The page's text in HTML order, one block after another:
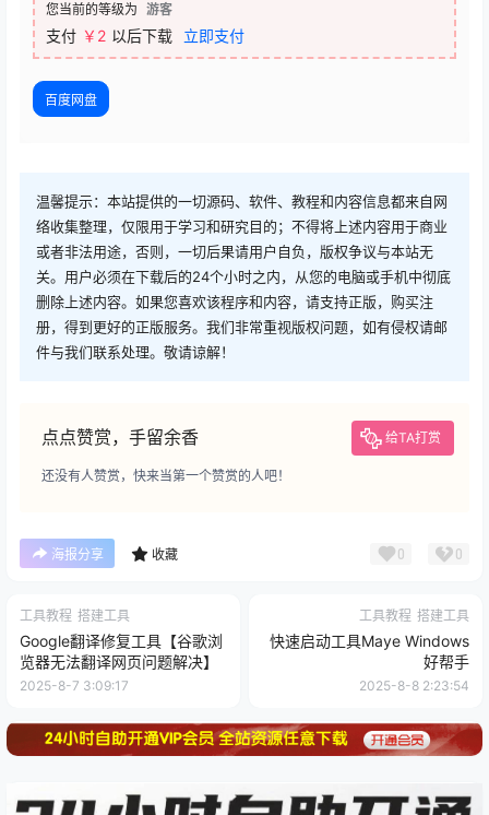
您当前的等级为 游客
支付 ￥2 以后下载 立即支付
百度网盘
温馨提示：本站提供的一切源码、软件、教程和内容信息都来自网
络收集整理，仅限用于学习和研究目的；不得将上述内容用于商业
或者非法用途，否则，一切后果请用户自负，版权争议与本站无
关。用户必须在下载后的24个小时之内，从您的电脑或手机中彻底
删除上述内容。如果您喜欢该程序和内容，请支持正版，购买注
册，得到更好的正版服务。我们非常重视版权问题，如有侵权请邮
件与我们联系处理。敬请谅解！
点点赞赏，手留余香 给TA打赏
还没有人赞赏，快来当第一个赞赏的人吧！
海报分享 收藏 0 0
工具教程 搭建工具
Google翻译修复工具【谷歌浏
览器无法翻译网页问题解决】
2025-8-7 3:09:17
工具教程 搭建工具
快速启动工具Maye Windows
好帮手
2025-8-8 2:23:54